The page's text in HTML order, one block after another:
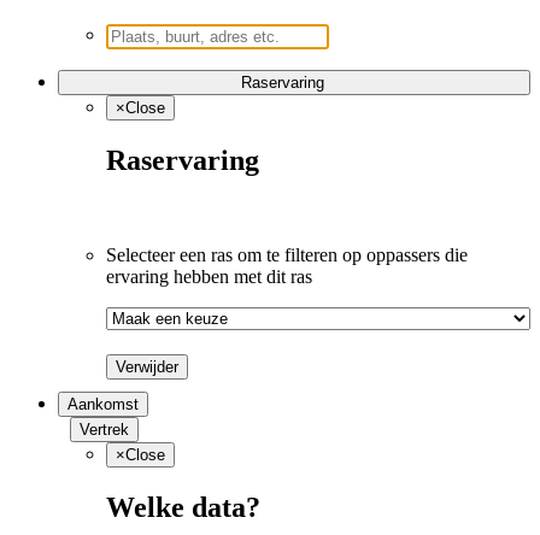
Raservaring
×Close
Raservaring
Selecteer een ras om te filteren op oppassers die
ervaring hebben met dit ras
Verwijder
Aankomst
Vertrek
×Close
Welke data?